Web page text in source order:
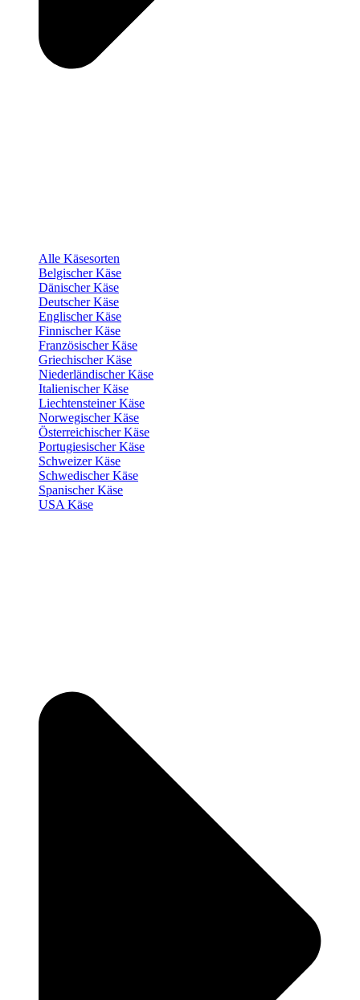
Alle Käsesorten
Belgischer Käse
Dänischer Käse
Deutscher Käse
Englischer Käse
Finnischer Käse
Französischer Käse
Griechischer Käse
Niederländischer Käse
Italienischer Käse
Liechtensteiner Käse
Norwegischer Käse
Österreichischer Käse
Portugiesischer Käse
Schweizer Käse
Schwedischer Käse
Spanischer Käse
USA Käse